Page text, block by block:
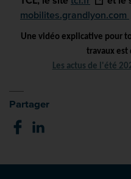
mobilites.grandlyon.com
Une vidéo explicative pour
travaux est
Les actus de l'été
Partager